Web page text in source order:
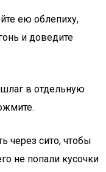
ею облепиху,
и доведите
в отдельную
через сито, чтобы
не попали кусочки